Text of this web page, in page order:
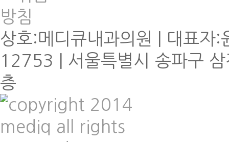
상호:메디큐내과의원 | 대표
12753 | 서울특별시 송파구
층